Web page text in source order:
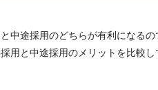
中途採用のどちらが有利になるの
用と中途採用のメリットを比較し